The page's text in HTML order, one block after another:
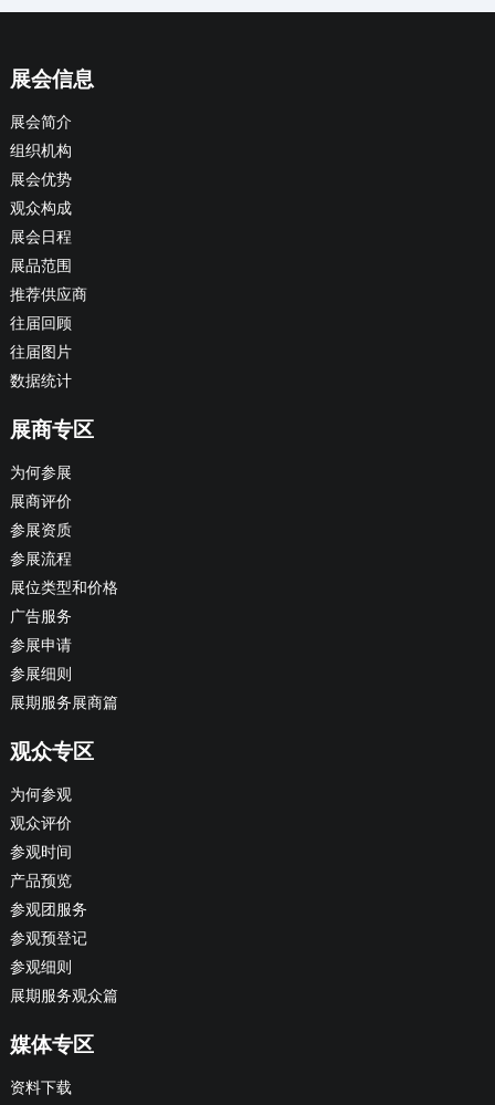
展会信息
展会简介
组织机构
展会优势
观众构成
展会日程
展品范围
推荐供应商
往届回顾
往届图片
数据统计
展商专区
为何参展
展商评价
参展资质
参展流程
展位类型和价格
广告服务
参展申请
参展细则
展期服务展商篇
观众专区
为何参观
观众评价
参观时间
产品预览
参观团服务
参观预登记
参观细则
展期服务观众篇
媒体专区
资料下载